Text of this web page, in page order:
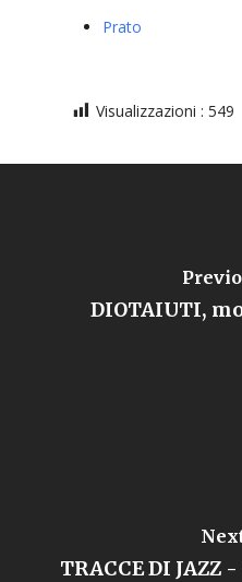
Prato
Visualizzazioni : 549
DIOTAIUTI,
TRACCE DI JAZZ